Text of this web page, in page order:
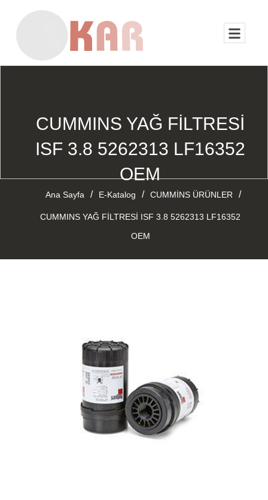
CUMMINS YAĞ FİLTRESİ
ISF 3.8 5262313 LF16352
OEM
Ana Sayfa / E-Katalog / CUMMİNS ÜRÜNLER /
CUMMINS YAĞ FİLTRESİ ISF 3.8 5262313 LF16352
OEM